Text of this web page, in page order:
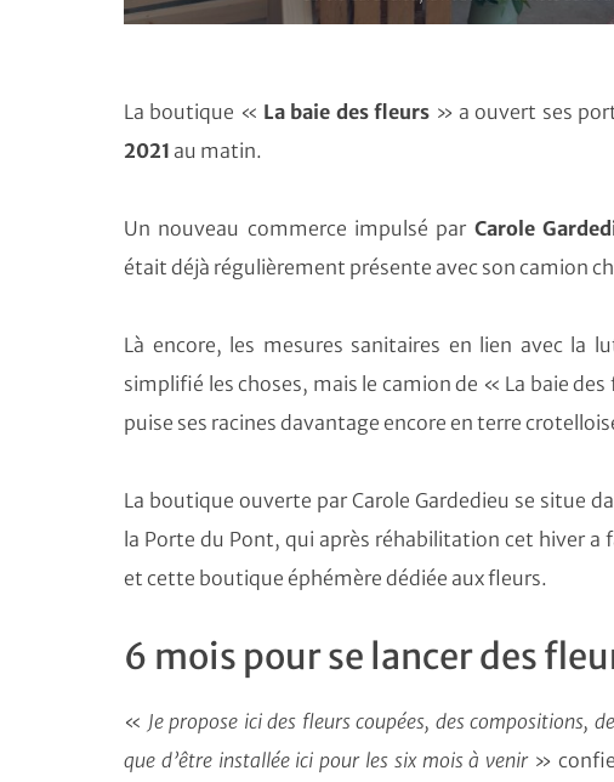
La boutique « La baie des fleurs » a ouvert ses
2021 au matin.
Un nouveau commerce impulsé par Carole
était déjà régulièrement présente avec son camion
Là encore, les mesures sanitaires en lien avec la
simplifié les choses, mais le camion de « La baie
puise ses racines davantage encore en terre
La boutique ouverte par Carole Gardedieu se situe
la Porte du Pont, qui après réhabilitation cet hiver a
et cette boutique éphémère dédiée aux fleurs.
6 mois pour se lancer des
« Je propose ici des fleurs coupées, des compositions,
que d’être installée ici pour les six mois à venir» confie